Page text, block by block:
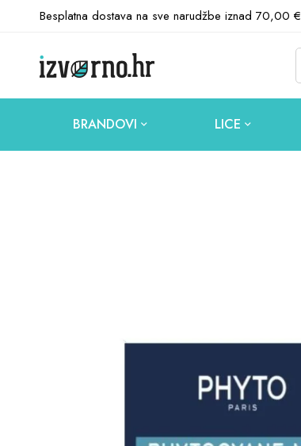
Besplatna dostava na sve narudžbe iznad 70,00 €
BRANDOVI LICE